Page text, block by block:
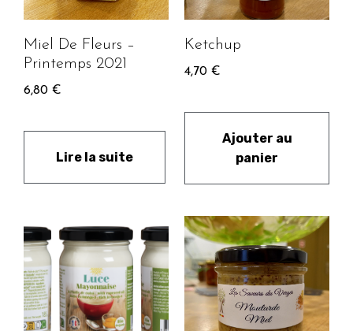
Miel De Fleurs –
Printemps 2021
6,80 €
Lire la suite
Ketchup
4,70 €
Ajouter au
panier